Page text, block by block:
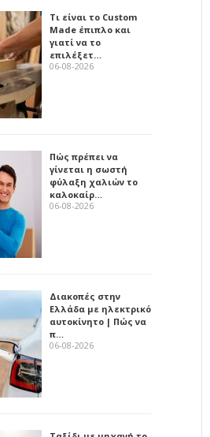
Τι είναι το Custom
Made έπιπλο και
γιατί να το
επιλέξετ…
06-08-2026
Πώς πρέπει να
γίνεται η σωστή
φύλαξη χαλιών το
καλοκαίρ…
06-08-2026
Διακοπές στην
Ελλάδα με ηλεκτρικό
αυτοκίνητο | Πώς να
π…
06-08-2026